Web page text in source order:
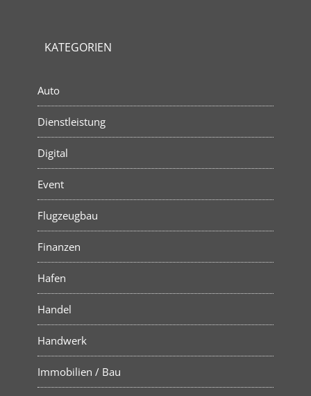
KATEGORIEN
Auto
Dienstleistung
Digital
Event
Flugzeugbau
Finanzen
Hafen
Handel
Handwerk
Immobilien / Bau